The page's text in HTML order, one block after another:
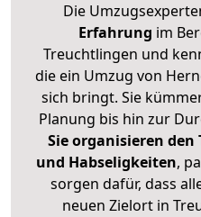
Die
Erfahrung im
Treuchtlingen und
die ein Umzug von
sich bringt. Sie
Planung bis hin zur
Sie organisieren
und Habseligkeiten,
sorgen dafür, dass
neuen Zielort in